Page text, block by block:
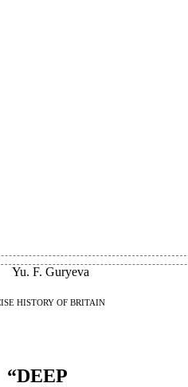
Yu. F. Guryeva
HISTORY OF BRITAIN
“DEEP